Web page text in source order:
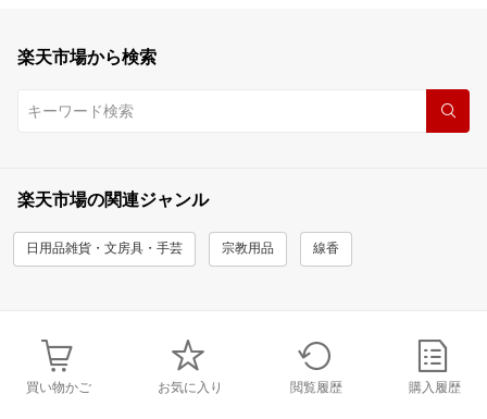
楽天市場から検索
楽天市場の関連ジャンル
日用品雑貨・文房具・手芸 宗教用品 線香
買い物かご お気に入り 閲覧履歴 購入履歴